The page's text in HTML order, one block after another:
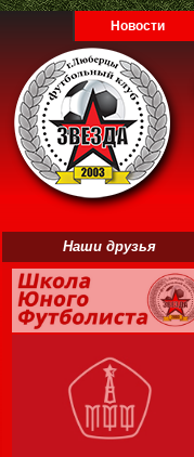
Новости
Наши друзья